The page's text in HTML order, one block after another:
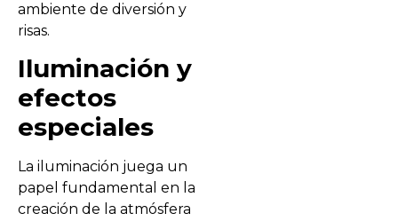
ambiente de diversión y
risas.
Iluminación y
efectos
especiales
La iluminación juega un
papel fundamental en la
creación de la atmósfera